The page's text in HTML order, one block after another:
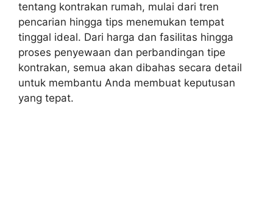
tentang kontrakan rumah, mulai dari tren
pencarian hingga tips menemukan tempat
tinggal ideal. Dari harga dan fasilitas hingga
proses penyewaan dan perbandingan tipe
kontrakan, semua akan dibahas secara detail
untuk membantu Anda membuat keputusan
yang tepat.